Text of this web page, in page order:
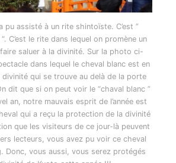
pu assisté à un rite shintoïste. C’est ”
“. C’est le rite dans lequel on promène un
saluer à la divinité. Sur la photo ci-
dans lequel le cheval blanc est en
divinité qui se trouve au delà de la porte
dit que si on peut voir le “chaval blanc ”
an, notre mauvais esprit de l’année est
qui a reçu la protection de la divinité
que les visiteurs de ce jour-là peuvent
lecteurs, vous avez pu voir ce cheval
Donc, vous aussi, vous serez protégés